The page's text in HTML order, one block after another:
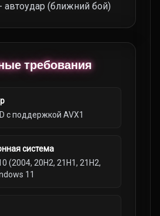
автоудар (ближний бой)
требования
с поддержкой AVX1
система
(2004, 20H2, 21H1, 21H2,
11